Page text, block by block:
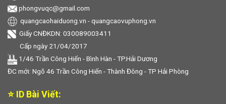
phongvuqc@gmail.com
quangcaohaiduong.vn -quangcaovuphong.vn
Giấy CNĐKDN: 030089003411
Cấp ngày 21/04/2017
1/46 Trần Công Hiến - Bình Hàn - TP.Hải Dương
ĐC mới: Ngõ 46 Trần Công Hiến - Thành Đông - TP Hải Phòng
⭐ ID Bài Viết: